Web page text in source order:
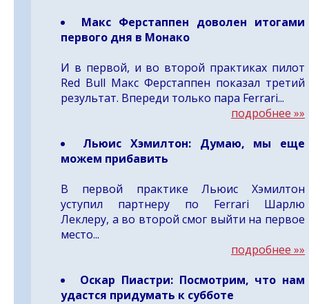
Макс Ферстаппен доволен итогами
первого дня в Монако
И в первой, и во второй практиках пилот
Red Bull Макс Ферстаппен показал третий
результат. Впереди только пара Ferrari...
подробнее »»
Льюис Хэмилтон: Думаю, мы еще
можем прибавить
В первой практике Льюис Хэмилтон
уступил партнеру по Ferrari Шарлю
Леклеру, а во второй смог выйти на первое
место...
подробнее »»
Оскар Пиастри: Посмотрим, что нам
удастся придумать к субботе